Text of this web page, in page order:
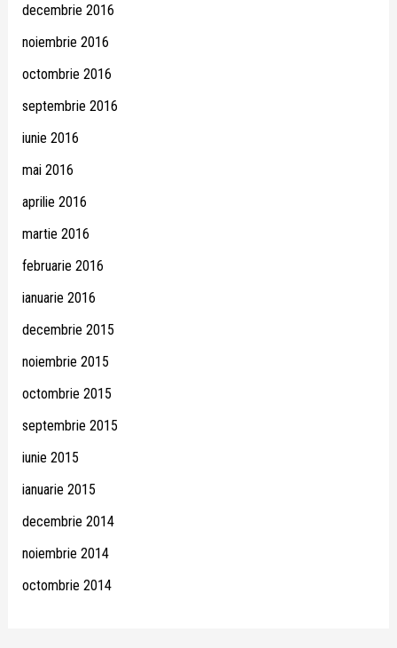
decembrie 2016
noiembrie 2016
octombrie 2016
septembrie 2016
iunie 2016
mai 2016
aprilie 2016
martie 2016
februarie 2016
ianuarie 2016
decembrie 2015
noiembrie 2015
octombrie 2015
septembrie 2015
iunie 2015
ianuarie 2015
decembrie 2014
noiembrie 2014
octombrie 2014